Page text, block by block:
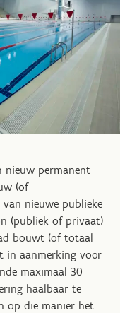
nieuw permanent
(of
nieuwe publieke
(publiek of privaat)
bouwt (of totaal
in aanmerking voor
maximaal 30
haalbaar te
op die manier het